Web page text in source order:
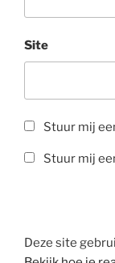
Site
Stuur mij
Stuur mij
Deze site